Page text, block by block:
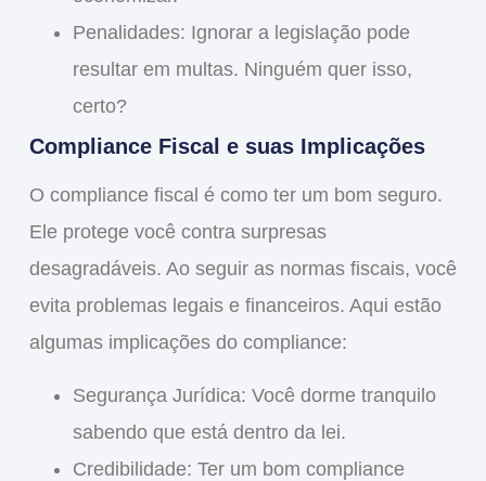
Penalidades: Ignorar a legislação pode
resultar em multas. Ninguém quer isso,
certo?
Compliance Fiscal e suas Implicações
O compliance fiscal é como ter um bom seguro.
Ele protege você contra surpresas
desagradáveis. Ao seguir as normas fiscais, você
evita problemas legais e financeiros. Aqui estão
algumas implicações do compliance:
Segurança Jurídica: Você dorme tranquilo
sabendo que está dentro da lei.
Credibilidade: Ter um bom compliance